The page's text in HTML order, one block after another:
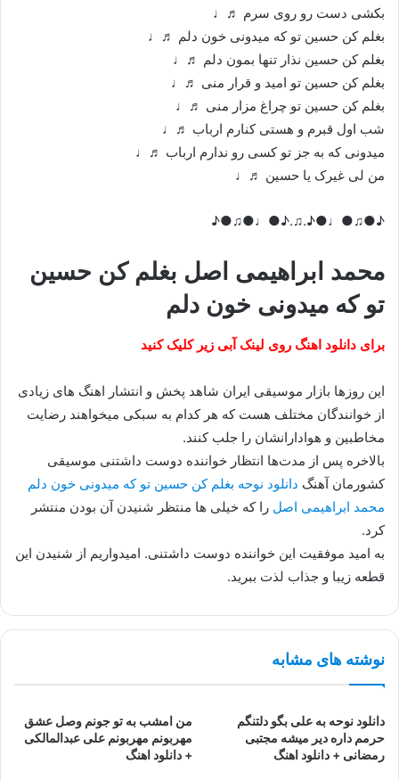
بکشی دست رو روی سرم ♬♩
بغلم کن حسین تو که میدونی خون دلم ♬♩
بغلم کن حسین نذار تنها بمون دلم ♬♩
بغلم کن حسین تو امید و قرار منی ♬♩
بغلم کن حسین تو چراغ مزار منی ♬♩
شب اول قبرم و هستی کنارم ارباب ♬♩
میدونی که به جز تو کسی رو ندارم ارباب ♬♩
من لی غیرک یا حسین ♬♩
♪●♫●♩●♪.♫.♪●♩●♫●♪
محمد ابراهیمی اصل بغلم کن حسین
تو که میدونی خون دلم
برای دانلود اهنگ روی لینک آبی زیر کلیک کنید
این روزها بازار موسیقی ایران شاهد پخش و انتشار اهنگ های زیادی
از خوانندگان مختلف هست که هر کدام به سبکی میخواهند رضایت
مخاطبین و هوادارانشان را جلب کنند.
بالاخره پس از مدت‌ها انتظار خواننده دوست داشتنی موسیقی
کشورمان آهنگ دانلود نوحه بغلم کن حسین تو که میدونی خون دلم
محمد ابراهیمی اصل را که خیلی ها منتظر شنیدن آن بودن منتشر
کرد.
به امید موفقیت این خواننده دوست داشتنی. امیدواریم از شنیدن این
قطعه زیبا و جذاب لذت ببرید.
نوشته های مشابه
دانلود نوحه به علی بگو دلتنگم
حرمم داره دیر میشه مجتبی
رمضانی + دانلود اهنگ
من امشب به تو جونم وصل عشق
مهربونم مهربونم علی عبدالمالکی
+ دانلود اهنگ